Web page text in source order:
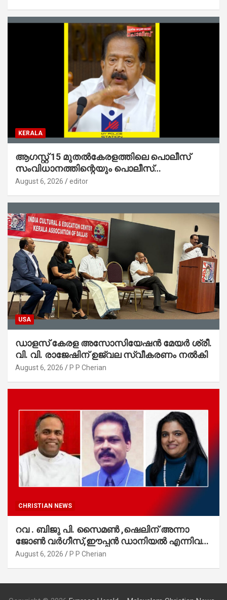
KERALA
ആഗസ്റ്റ് 15 മുതല്‍കേരളത്തിലെ പൊലീസ്
സംവിധാനത്തിന്റെയും പൊലീസ്
സ്റ്റേഷനുകളുടെയും മുഖഛായ മാറുകയാണ് :
August 6, 2026 editor
USA
ഡാളസ് കേരള അസോസിയേഷൻ മേയർ ശ്രീ.
വി. വി. രാജേഷിന് ഉജ്വല സ്വീകരണം നൽകി
August 6, 2026 P P Cherian
CHRISTIAN NEWS
റവ . ബിജു പി. സൈമൺ ,ഷെലിന് അന്നാ
ജോൺ വർഗീസ്,ഈപ്പൻ ഡാനിയൽ എന്നിവർ
മാർത്തോമാ സഭാ കൗൺസിലിലേക്കു
August 6, 2026 P P Cherian